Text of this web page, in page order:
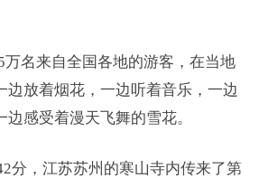
万名来自全国各地的游客，在当地
边放着烟花，一边听着音乐，一边
感受着漫天飞舞的雪花。
分，江苏苏州的寒山寺内传来了第